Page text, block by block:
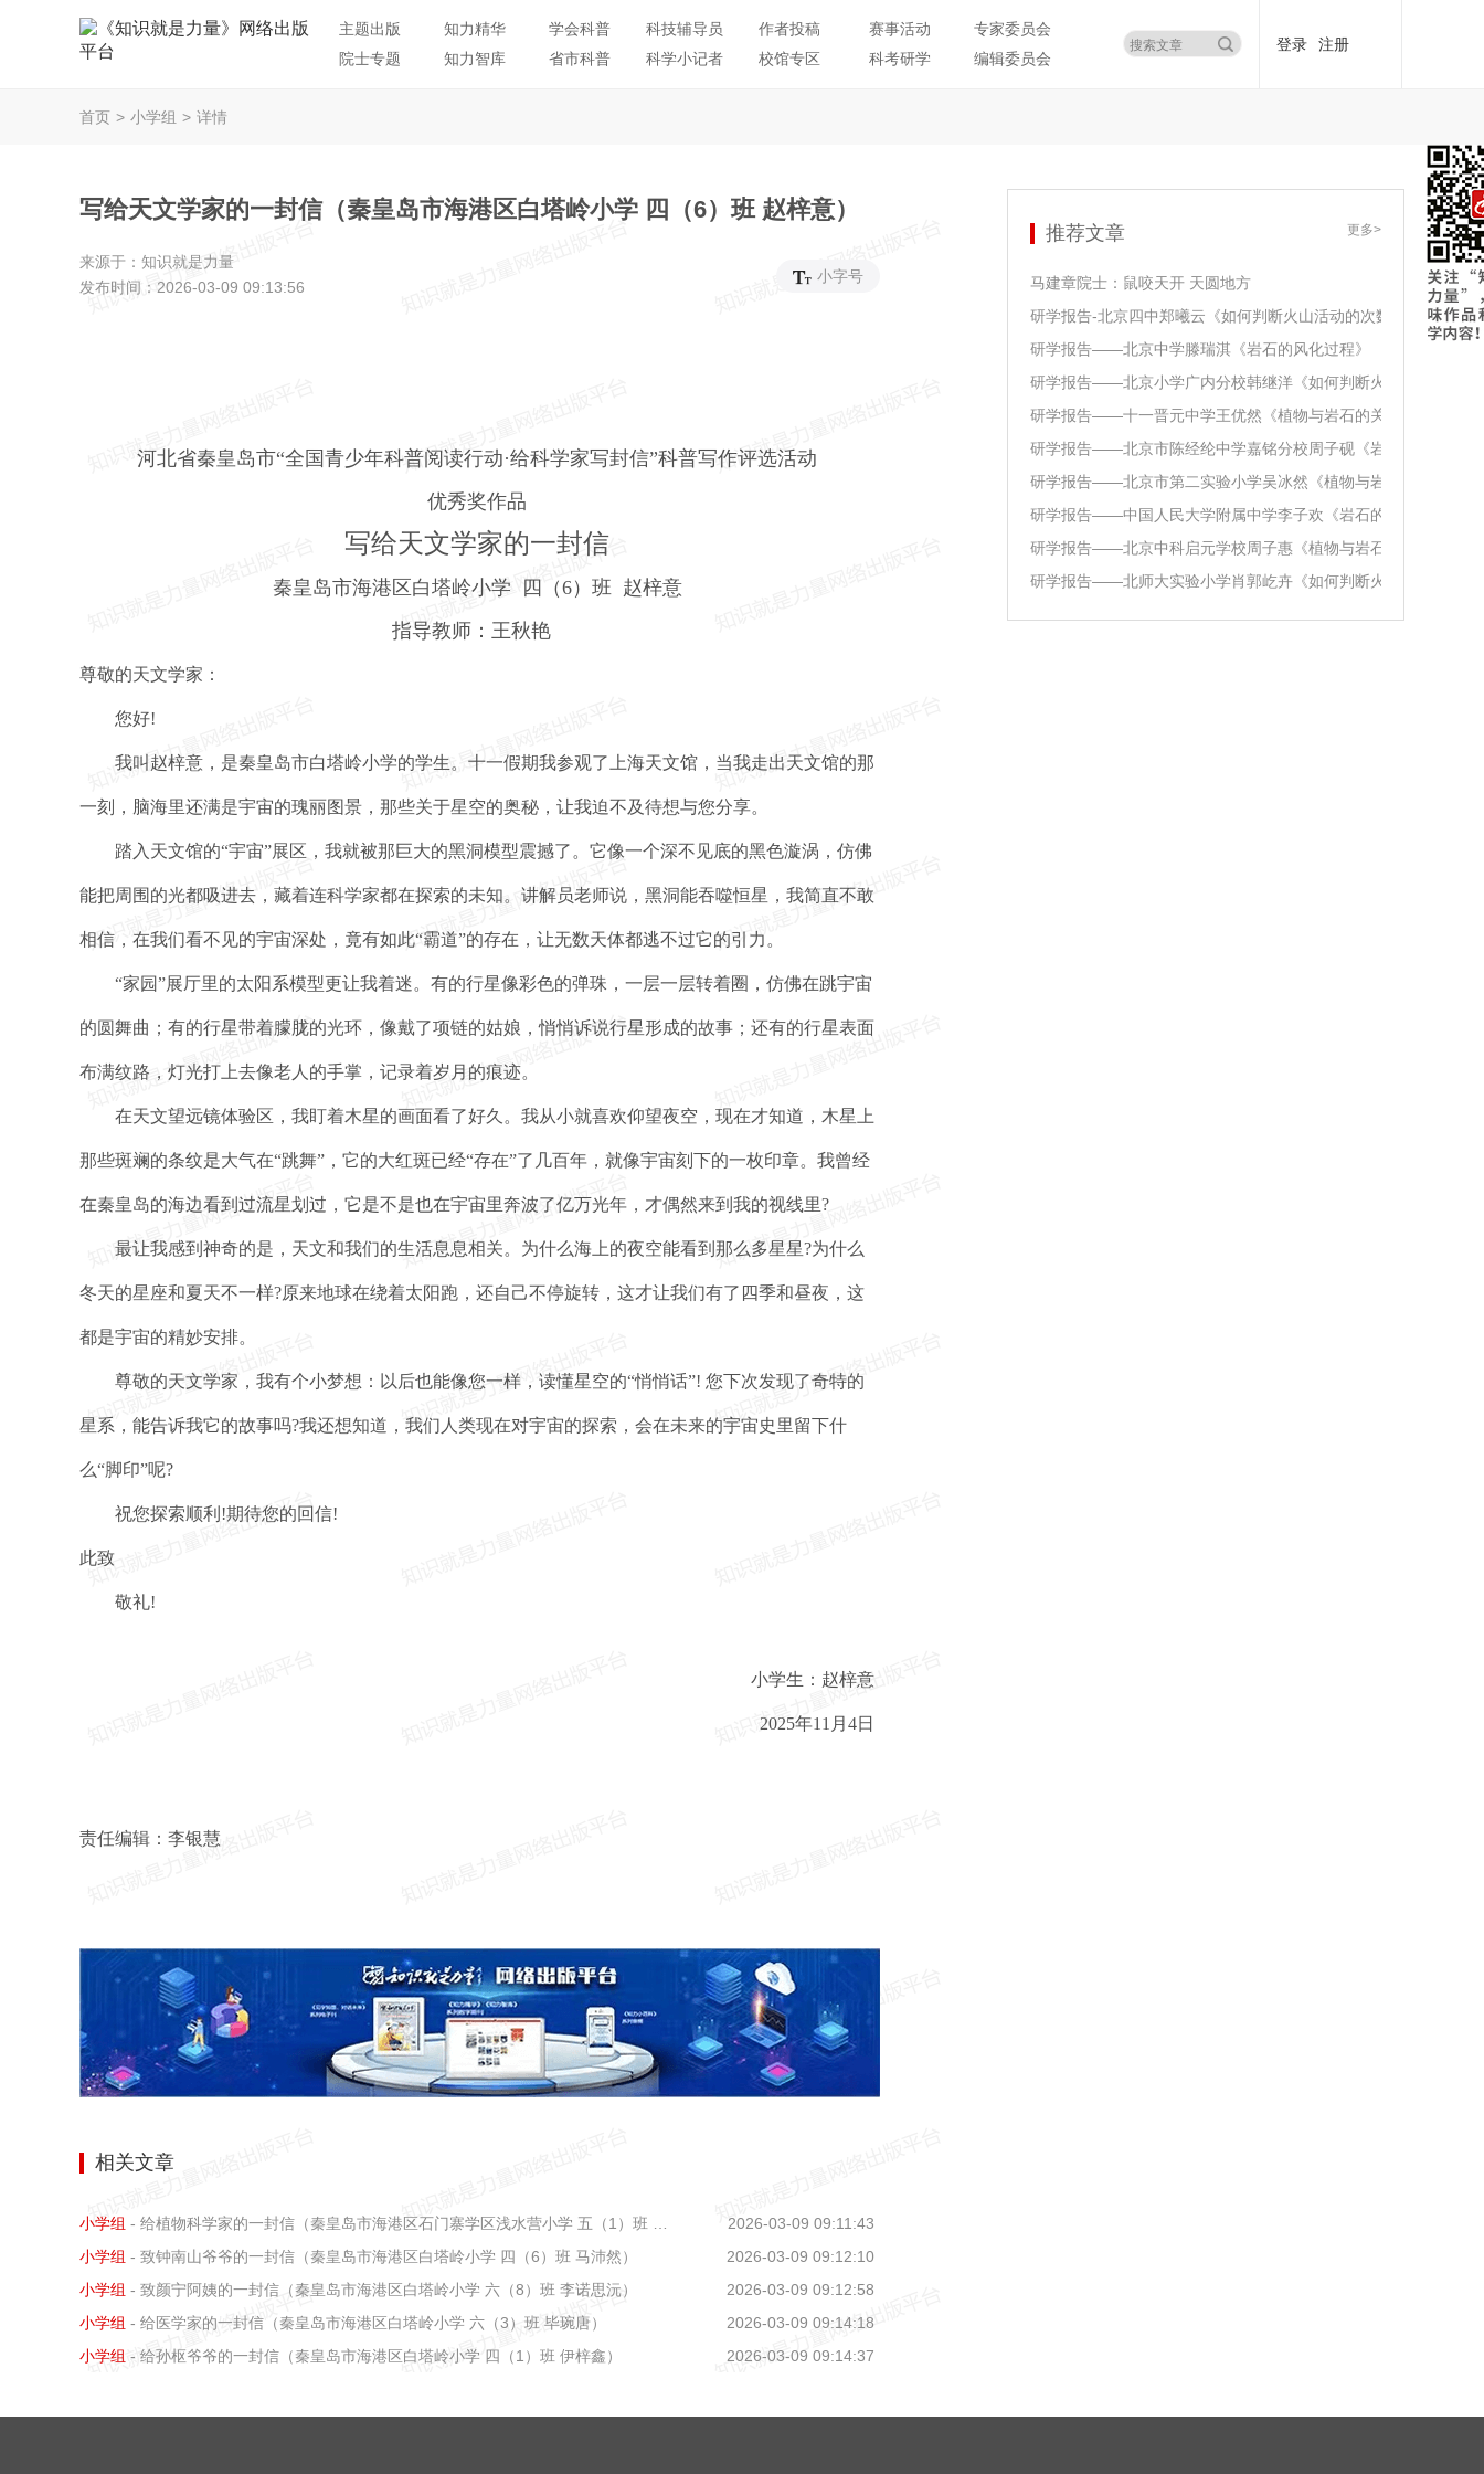
主题出版 知力精华 学会科普 科技辅导员 作者投稿 赛事活动
专家委员会
院士专题
知力智库 省市科普 科学小记者 校馆专区 科考研学 编辑委员会
登录 注册
首页 > 小学组 > 详情
写给天文学家的一封信（秦皇岛市海港区白塔岭小学 四（6）班 赵梓意）
来源于： 知识就是力量
发布时间： 2026-03-09 09:13:56
小字号
河北省秦皇岛市“全国青少年科普阅读行动·给科学家写封信”科普写作评选活动
优秀奖作品
写给天文学家的一封信
秦皇岛市海港区白塔岭小学 四（6）班 赵梓意
指导教师：王秋艳
尊敬的天文学家：
您好!
我叫赵梓意，是秦皇岛市白塔岭小学的学生。十一假期我参观了上海天文馆，当我走出天文馆的那
一刻，脑海里还满是宇宙的瑰丽图景，那些关于星空的奥秘，让我迫不及待想与您分享。
踏入天文馆的“宇宙”展区，我就被那巨大的黑洞模型震撼了。它像一个深不见底的黑色漩涡，仿佛
能把周围的光都吸进去，藏着连科学家都在探索的未知。讲解员老师说，黑洞能吞噬恒星，我简直不敢
相信，在我们看不见的宇宙深处，竟有如此“霸道”的存在，让无数天体都逃不过它的引力。
“家园”展厅里的太阳系模型更让我着迷。有的行星像彩色的弹珠，一层一层转着圈，仿佛在跳宇宙
的圆舞曲；有的行星带着朦胧的光环，像戴了项链的姑娘，悄悄诉说行星形成的故事；还有的行星表面
布满纹路，灯光打上去像老人的手掌，记录着岁月的痕迹。
在天文望远镜体验区，我盯着木星的画面看了好久。我从小就喜欢仰望夜空，现在才知道，木星上
那些斑斓的条纹是大气在“跳舞”，它的大红斑已经“存在”了几百年，就像宇宙刻下的一枚印章。我曾经
在秦皇岛的海边看到过流星划过，它是不是也在宇宙里奔波了亿万光年，才偶然来到我的视线里?
最让我感到神奇的是，天文和我们的生活息息相关。为什么海上的夜空能看到那么多星星?为什么
冬天的星座和夏天不一样?原来地球在绕着太阳跑，还自己不停旋转，这才让我们有了四季和昼夜，这
都是宇宙的精妙安排。
尊敬的天文学家，我有个小梦想：以后也能像您一样，读懂星空的“悄悄话”! 您下次发现了奇特的
星系，能告诉我它的故事吗?我还想知道，我们人类现在对宇宙的探索，会在未来的宇宙史里留下什
么“脚印”呢?
祝您探索顺利!期待您的回信!
此致
敬礼!
小学生：赵梓意
2025年11月4日
责任编辑：李银慧
相关文章
小学组 - 给植物科学家的一封信（秦皇岛市海港区石门寨学区浅水营小学 五（1）班 李可馨）
2026-03-09 09:11:43
小学组 - 致钟南山爷爷的一封信（秦皇岛市海港区白塔岭小学 四（6）班 马沛然）
2026-03-09 09:12:10
小学组 - 致颜宁阿姨的一封信（秦皇岛市海港区白塔岭小学 六（8）班 李诺思沅）
2026-03-09 09:12:58
小学组 - 给医学家的一封信（秦皇岛市海港区白塔岭小学 六（3）班 毕琬唐）
2026-03-09 09:14:18
小学组 - 给孙枢爷爷的一封信（秦皇岛市海港区白塔岭小学 四（1）班 伊梓鑫） 2026-03-09 09:14:37
推荐文章 更多>
马建章院士：鼠咬天开 天圆地方
研学报告-北京四中郑曦云《如何判断火山活动的次数》
研学报告——北京中学滕瑞淇《岩石的风化过程》
研学报告——北京小学广内分校韩继洋《如何判断火山活动的次数
研学报告——十一晋元中学王优然《植物与岩石的关系》
研学报告——北京市陈经纶中学嘉铭分校周子砚《岩石的风化过程
研学报告——北京市第二实验小学吴冰然《植物与岩石的关系》
研学报告——中国人民大学附属中学李子欢《岩石的风化过程》
研学报告——北京中科启元学校周子惠《植物与岩石的关系》
研学报告——北师大实验小学肖郭屹卉《如何判断火山活动的次数